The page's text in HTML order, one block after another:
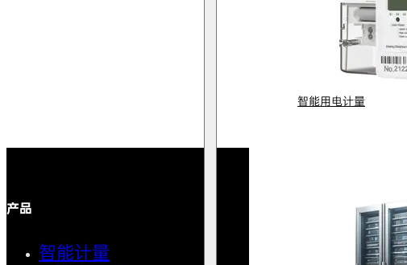
智能用电计量
产品
智能计量
智能用电计量